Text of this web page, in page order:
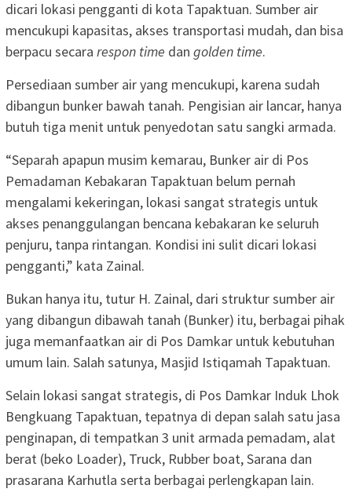
dicari lokasi pengganti di kota Tapaktuan. Sumber air
mencukupi kapasitas, akses transportasi mudah, dan bisa
berpacu secara respon time dan golden time.
Persediaan sumber air yang mencukupi, karena sudah
dibangun bunker bawah tanah. Pengisian air lancar, hanya
butuh tiga menit untuk penyedotan satu sangki armada.
“Separah apapun musim kemarau, Bunker air di Pos
Pemadaman Kebakaran Tapaktuan belum pernah
mengalami kekeringan, lokasi sangat strategis untuk
akses penanggulangan bencana kebakaran ke seluruh
penjuru, tanpa rintangan. Kondisi ini sulit dicari lokasi
pengganti,” kata Zainal.
Bukan hanya itu, tutur H. Zainal, dari struktur sumber air
yang dibangun dibawah tanah (Bunker) itu, berbagai pihak
juga memanfaatkan air di Pos Damkar untuk kebutuhan
umum lain. Salah satunya, Masjid Istiqamah Tapaktuan.
Selain lokasi sangat strategis, di Pos Damkar Induk Lhok
Bengkuang Tapaktuan, tepatnya di depan salah satu jasa
penginapan, di tempatkan 3 unit armada pemadam, alat
berat (beko Loader), Truck, Rubber boat, Sarana dan
prasarana Karhutla serta berbagai perlengkapan lain.